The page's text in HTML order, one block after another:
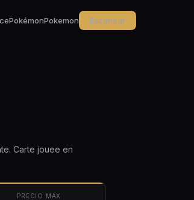
PokémonPokemon Escanear
Carte jouee en
PRECIO MAX